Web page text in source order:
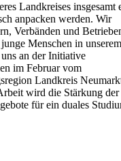
Landkreises insgesamt
anpacken werden. Wir
Verbänden und
Menschen in unserem
an der Initiative
im Februar vom
Landkreis
wird die Stärkung der
für ein duales